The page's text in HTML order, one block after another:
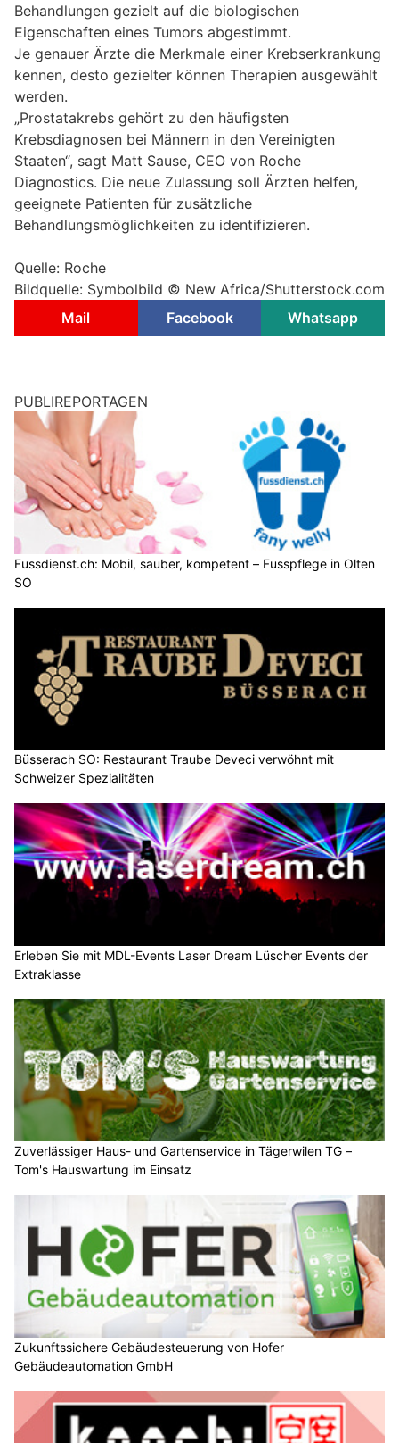
Behandlungen gezielt auf die biologischen
Eigenschaften eines Tumors abgestimmt.
Je genauer Ärzte die Merkmale einer Krebserkrankung
kennen, desto gezielter können Therapien ausgewählt
werden.
„Prostatakrebs gehört zu den häufigsten
Krebsdiagnosen bei Männern in den Vereinigten
Staaten“, sagt Matt Sause, CEO von Roche
Diagnostics. Die neue Zulassung soll Ärzten helfen,
geeignete Patienten für zusätzliche
Behandlungsmöglichkeiten zu identifizieren.
Quelle: Roche
Bildquelle: Symbolbild © New Africa/Shutterstock.com
Mail
Facebook Whatsapp
PUBLIREPORTAGEN
Fussdienst.ch: Mobil, sauber, kompetent – Fusspflege in Olten
SO
Büsserach SO: Restaurant Traube Deveci verwöhnt mit
Schweizer Spezialitäten
Erleben Sie mit MDL-Events Laser Dream Lüscher Events der
Extraklasse
Zuverlässiger Haus- und Gartenservice in Tägerwilen TG –
Tom's Hauswartung im Einsatz
Zukunftssichere Gebäudesteuerung von Hofer
Gebäudeautomation GmbH